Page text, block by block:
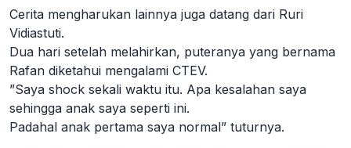
Cerita mengharukan lainnya juga datang dari Ruri
Vidiastuti.
Dua hari setelah melahirkan, puteranya yang bernama
Rafan diketahui mengalami CTEV.
”Saya shock sekali waktu itu. Apa kesalahan saya
sehingga anak saya seperti ini.
Padahal anak pertama saya normal” tuturnya.